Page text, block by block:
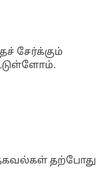
சேர்க்கும்
தற்போது